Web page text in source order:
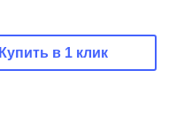
Купить в 1 клик